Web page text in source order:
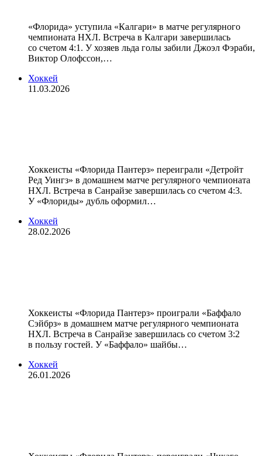
«Флорида» уступила «Калгари» в матче регулярного
чемпионата НХЛ. Встреча в Калгари завершилась
со счетом 4:1. У хозяев льда голы забили Джоэл Фэраби,
Виктор Олофссон,…
Хоккей
11.03.2026
Хоккеисты «Флорида Пантерз» переиграли «Детройт
Ред Уингз» в домашнем матче регулярного чемпионата
НХЛ. Встреча в Санрайзе завершилась со счетом 4:3.
У «Флориды» дубль оформил…
Хоккей
28.02.2026
Хоккеисты «Флорида Пантерз» проиграли «Баффало
Сэйбрз» в домашнем матче регулярного чемпионата
НХЛ. Встреча в Санрайзе завершилась со счетом 3:2
в пользу гостей. У «Баффало» шайбы…
Хоккей
26.01.2026